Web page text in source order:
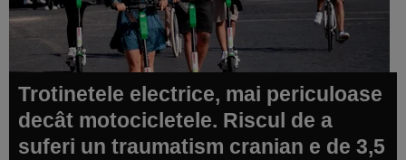
Trotinetele electrice, mai periculoase
decât motocicletele. Riscul de a
suferi un traumatism cranian e de 3,5